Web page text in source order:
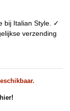
bij Italian Style. ✓
verzending